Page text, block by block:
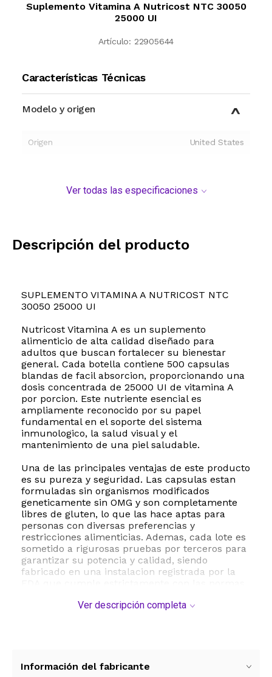
Suplemento Vitamina A Nutricost NTC 30050
25000 UI
Artículo: 22905644
Características Técnicas
Modelo y origen
Origen United States
Ver todas las especificaciones
Descripción del producto
SUPLEMENTO VITAMINA A NUTRICOST NTC
30050 25000 UI
Nutricost Vitamina A es un suplemento
alimenticio de alta calidad diseñado para
adultos que buscan fortalecer su bienestar
general. Cada botella contiene 500 capsulas
blandas de facil absorcion, proporcionando una
dosis concentrada de 25000 UI de vitamina A
por porcion. Este nutriente esencial es
ampliamente reconocido por su papel
fundamental en el soporte del sistema
inmunologico, la salud visual y el
mantenimiento de una piel saludable.
Una de las principales ventajas de este producto
es su pureza y seguridad. Las capsulas estan
formuladas sin organismos modificados
geneticamente sin OMG y son completamente
libres de gluten, lo que las hace aptas para
personas con diversas preferencias y
restricciones alimenticias. Ademas, cada lote es
sometido a rigurosas pruebas por terceros para
garantizar su potencia y calidad, siendo
fabricado en una instalacion registrada por la
presentacion en capsulas blandas sin sabor
Ver descripción completa
Información del fabricante